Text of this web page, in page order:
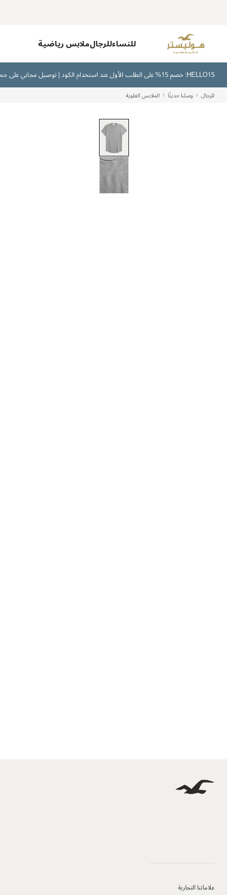
للنساءللرجالملابس رياضية
HELLO15: خصم 15% على الطلب الأول عند استخدام الكود | توصيل مجاني على جميع الطلبات بقيمة 300 ريال سعودي أو أكثر | اشترِ الآن وادفع لاحقًا عبر تابي وتمارا
للرجال وصلنا حديثًا الملابس العلوية
علاماتنا التجارية